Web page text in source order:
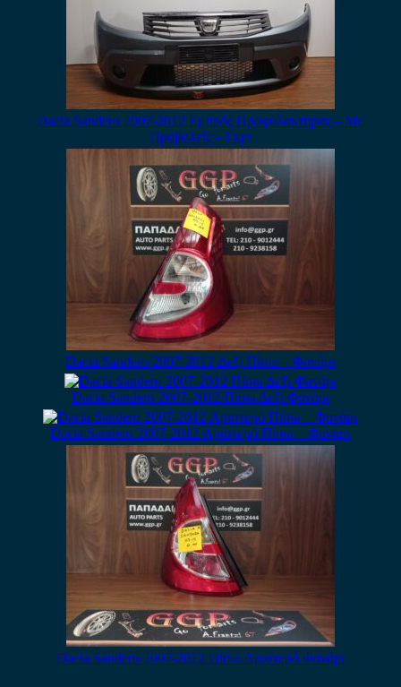
Dacia Sandero 2007-2012 Εμπρός Προφυλακτήρας – Με
Προβολείς – Γκρι
Dacia Sandero 2007-2012 Δεξί Πίσω – Φανάρι
Dacia Sandero 2007-2012 Πίσω Δεξί Φανάρι
Dacia Sandero 2007-2012 Αριστερό Πίσω – Φανάρι
Dacia Sandero 2007-2012 Πίσω Αριστερό Φανάρι